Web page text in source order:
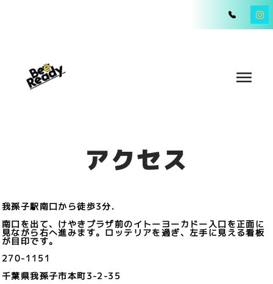
アクセス
我孫子駅南口から徒歩3分.
南口を出て、けやきプラザ前のイトーヨーカドー入口を正面に
見ながら右へ進みます。ロッテリアを過ぎ、左手に見える看板
が目印です。
270-1151
千葉県我孫子市本町3-2-35